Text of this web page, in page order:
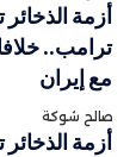
أزمة
ترامب..
مع إيران
صالح شوكة
أزمة